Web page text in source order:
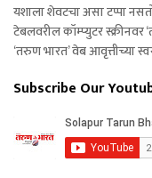
यशाला शेवटचा असा टप्पा
टेबलवरील कॉम्प्युटर
‘तरुण भारत’ वेब आवृत्तीच्या
Subscribe Our